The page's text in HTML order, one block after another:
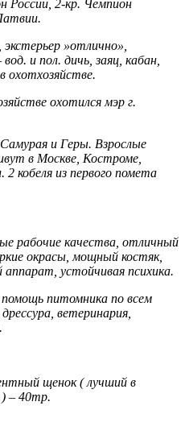
России, 2-кр. Чемпион
»отлично»,
и пол. дичь, заяц, кабан,
охотхозяйстве.
охотился мэр г.
и Геры. Взрослые
в Москве, Костроме,
кобеля из первого помета
рабочие качества, отличный
окрасы, мощный костяк,
устойчивая психика.
питомника по всем
ветеринария,
щенок ( лучший в
) – 40тр.